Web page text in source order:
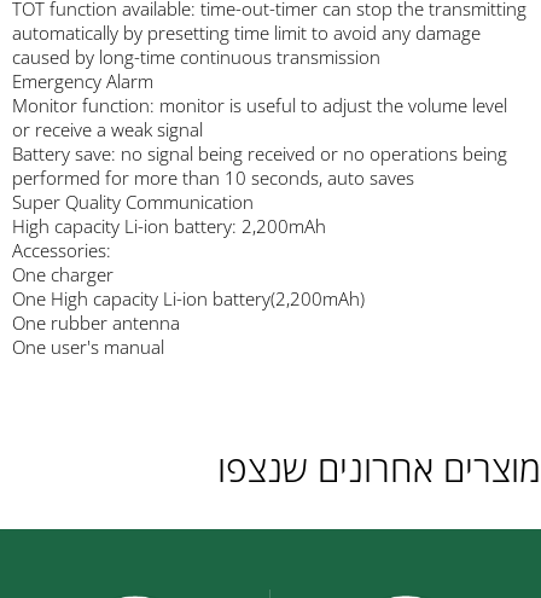
TOT function available: time-out-timer can stop the transmitting
automatically by presetting time limit to avoid any damage
caused by long-time continuous transmission
Emergency Alarm
Monitor function: monitor is useful to adjust the volume level
or receive a weak signal
Battery save: no signal being received or no operations being
performed for more than 10 seconds, auto saves
Super Quality Communication
High capacity Li-ion battery: 2,200mAh
Accessories:
One charger
One High capacity Li-ion battery(2,200mAh)
One rubber antenna
One user's manual
מוצרים אחרונים שנצפו